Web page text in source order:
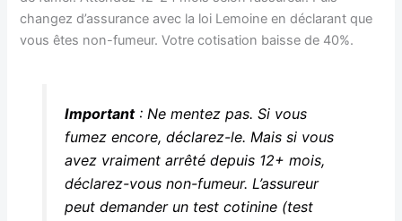
changez d’assurance avec la loi Lemoine en déclarant que
vous êtes non-fumeur. Votre cotisation baisse de 40%.
Important: Ne mentez pas. Si vous
fumez encore, déclarez-le. Mais si vous
avez vraiment arrêté depuis 12+ mois,
déclarez-vous non-fumeur. L’assureur
peut demander un test cotinine (test